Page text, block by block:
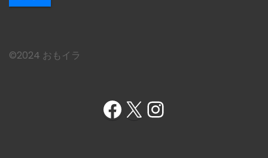
©︎2024 おもイラ
Facebook X Instagram